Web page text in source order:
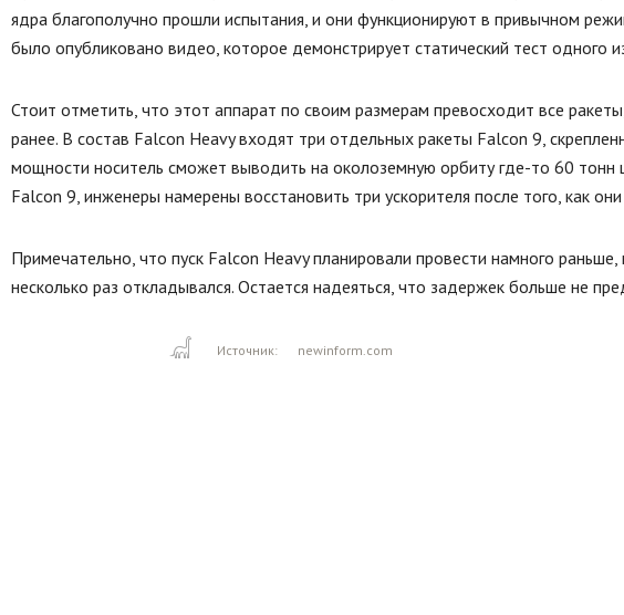
ядра благополучно прошли испытания, и они функционируют в привычном
было опубликовано видео, которое демонстрирует статический тест одного
Стоит отметить, что этот аппарат по своим размерам превосходит все
ранее. В состав Falcon Heavy входят три отдельных ракеты Falcon 9,
мощности носитель сможет выводить на околоземную орбиту где-то 60 тонн
Falcon 9, инженеры намерены восстановить три ускорителя после того, как
Примечательно, что пуск Falcon Heavy планировали провести намного
несколько раз откладывался. Остается надеяться, что задержек больше не
Источник: newinform.com